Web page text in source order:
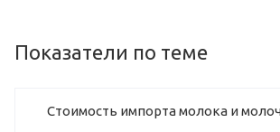
Показатели по теме
Стоимость импорта молока и